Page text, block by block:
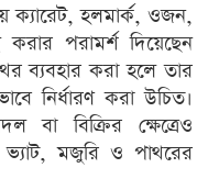
ক্যারেট, হলমার্ক, ওজন,
পরামর্শ দিয়েছেন
ব্যবহার করা হলে তার
নির্ধারণ করা উচিত।
বা বিক্রির ক্ষেত্রেও
ভ্যাট, মজুরি ও পাথরের